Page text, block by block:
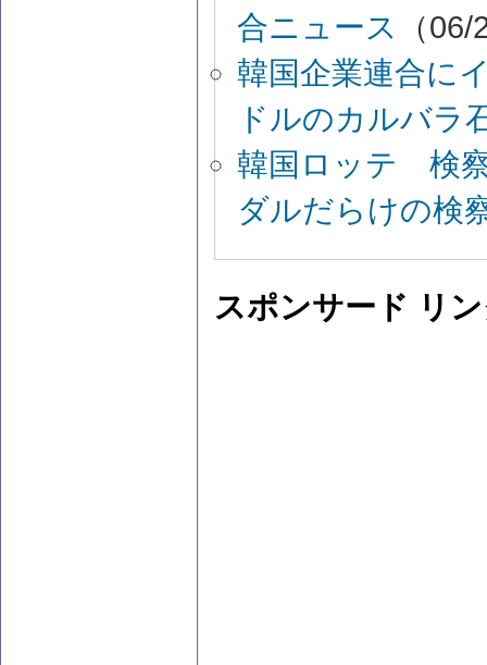
合ニュース
（
韓国企業連合
ドルのカルバ
韓国ロッテ 検
ダルだらけの検
スポンサード リ